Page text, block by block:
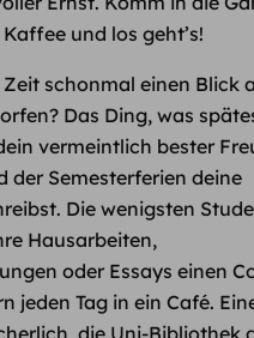
und los geht’s!
schonmal einen Blick
Das Ding, was
vermeintlich bester
der Semesterferien deine
Die wenigsten
Hausarbeiten,
oder Essays einen
jeden Tag in ein Café.
die Uni-Bibliothek